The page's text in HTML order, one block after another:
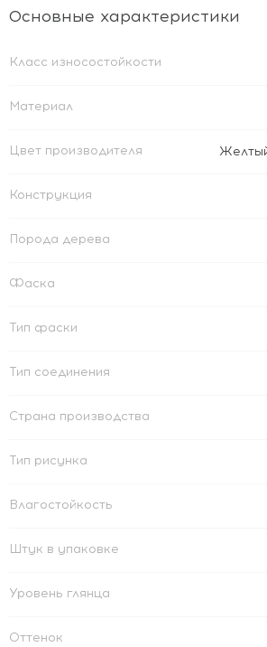
Основные характеристики
Класс износостойкости
Материал
Цвет производителя
Конструкция
Порода дерева
Фаска
Тип фаски
Тип соединения
Страна производства
Тип рисунка
Влагостойкость
Штук в упаковке
Уровень глянца
Оттенок